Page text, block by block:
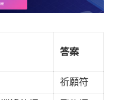
答案
祈願符